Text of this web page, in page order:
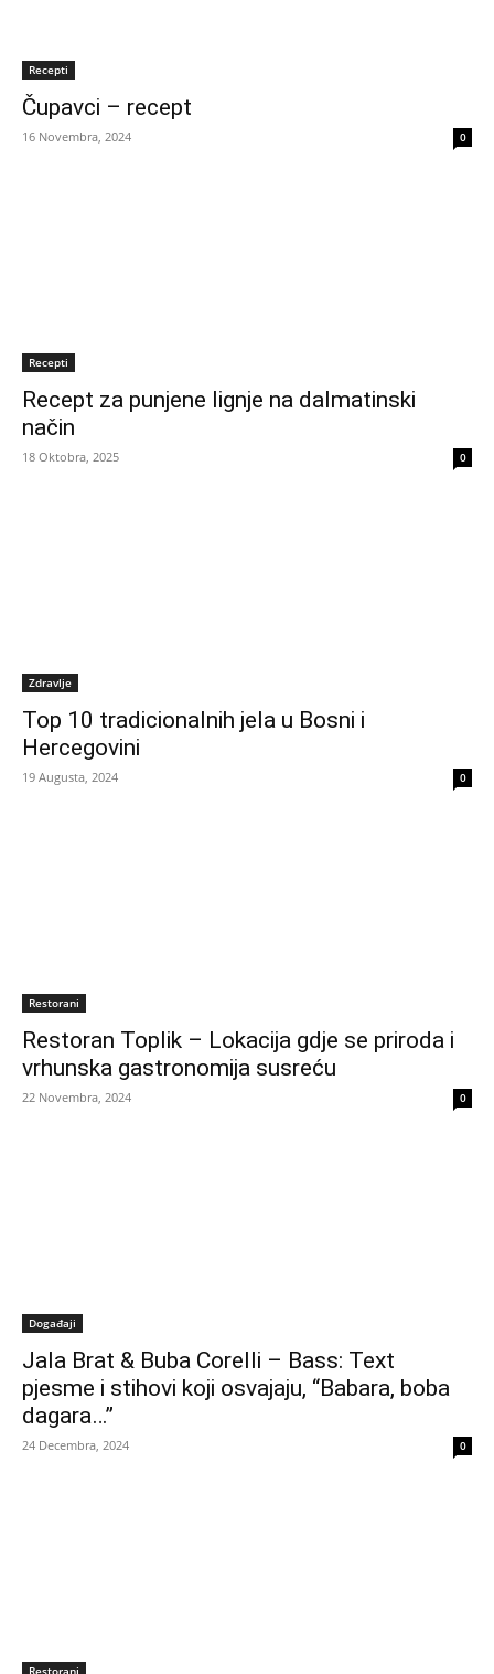
Recepti
Čupavci – recept
16 Novembra, 2024 0
Recepti
Recept za punjene lignje na dalmatinski
način
18 Oktobra, 2025 0
Zdravlje
Top 10 tradicionalnih jela u Bosni i
Hercegovini
19 Augusta, 2024 0
Restorani
Restoran Toplik – Lokacija gdje se priroda i
vrhunska gastronomija susreću
22 Novembra, 2024 0
Događaji
Jala Brat & Buba Corelli – Bass: Text
pjesme i stihovi koji osvajaju, “Babara, boba
dagara…”
24 Decembra, 2024 0
Restorani